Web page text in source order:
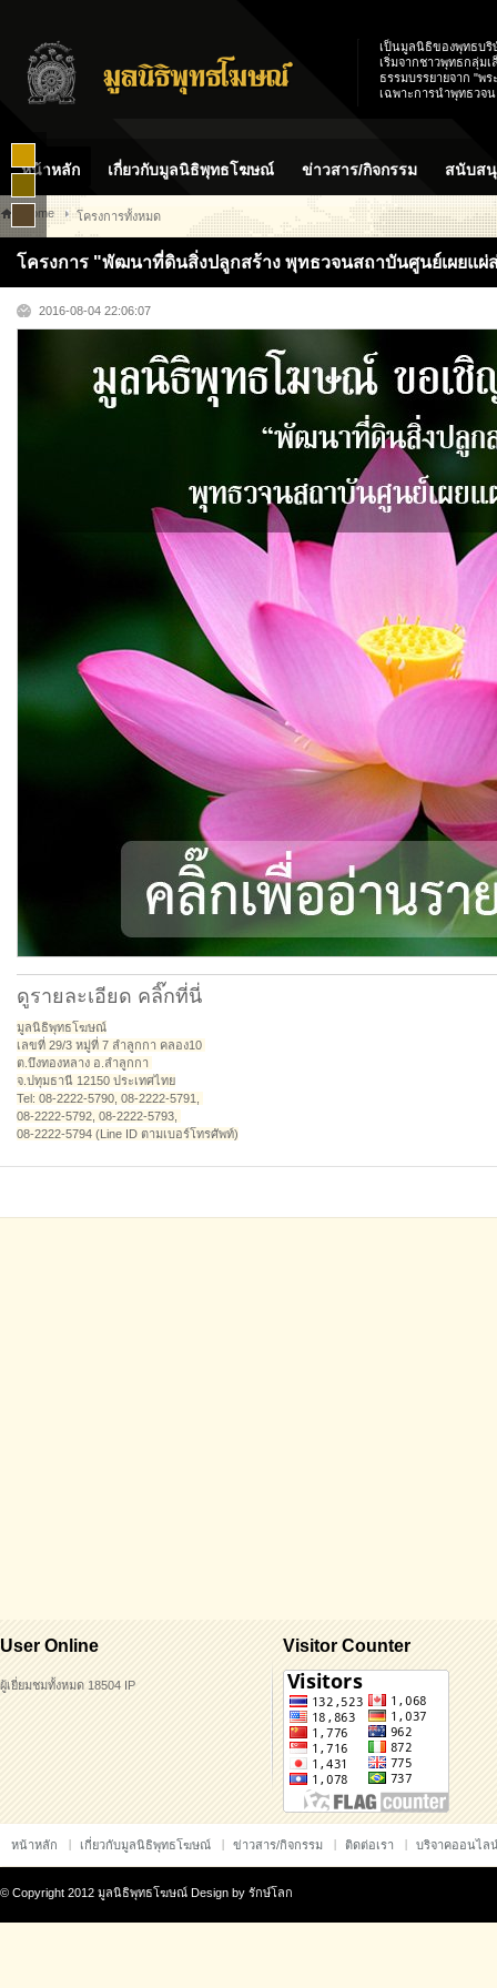
เป็นมูลนิธิของพุทธบริ
เริ่มจากชาวพุทธกลุ่ม
ธรรมบรรยายจาก "พ
เฉพาะการนำพุทธวจ
หน้าหลัก เกี่ยวกับมูลนิธิพุทธโฆษณ์ ข่าวสาร/กิจกรรม สนับส
Home โครงการทั้งหมด
โครงการ "พัฒนาที่ดินสิ่งปลูกสร้าง พุทธวจนสถาบันศูนย์เผยแผ่
2016-08-04 22:06:07
ดูรายละเอียด คลิ๊กที่นี่
มูลนิธิพุทธโฆษณ์
เลขที่ 29/3 หมู่ที่ 7 ลำลูกกา คลอง10
ต.บึงทองหลาง อ.ลำลูกกา
จ.ปทุมธานี 12150 ประเทศไทย
Tel: 08-2222-5790, 08-2222-5791,
08-2222-5792, 08-2222-5793,
08-2222-5794 (Line ID ตามเบอร์โทรศัพท์)
User Online
ผู้เยี่ยมชมทั้งหมด 18504 IP
Visitor Counter
หน้าหลัก เกี่ยวกับมูลนิธิพุทธโฆษณ์ ข่าวสาร/กิจกรรม ติดต่อเรา บริจาคออนไล
© Copyright 2012 มูลนิธิพุทธโฆษณ์ Design by รักษ์โลก